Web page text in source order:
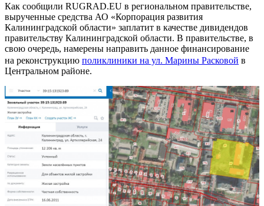
Как сообщили RUGRAD.EU в региональном правительстве,
вырученные средства АО «Корпорация развития
Калининградской области» заплатит в качестве дивидендов
правительству Калининградской области. В правительстве, в
свою очередь, намерены направить данное финансирование
на реконструкцию поликлиники на ул. Марины Расковой в
Центральном районе.